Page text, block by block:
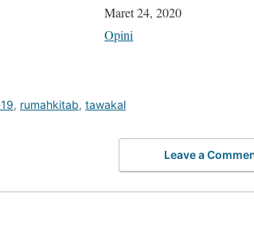
Tanggal
Maret 24, 2020
Sehubungan dengan
Opini
, rumahkitab, tawakal
Leave a